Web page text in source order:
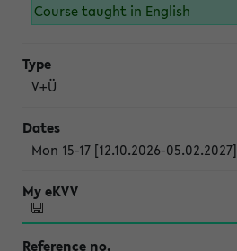
Course taught in English
V+Ü
Mon 15-17 [12.10.2026-05.02.2027]